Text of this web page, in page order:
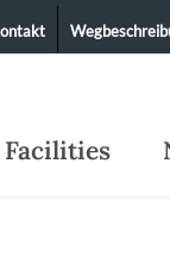
Facilities